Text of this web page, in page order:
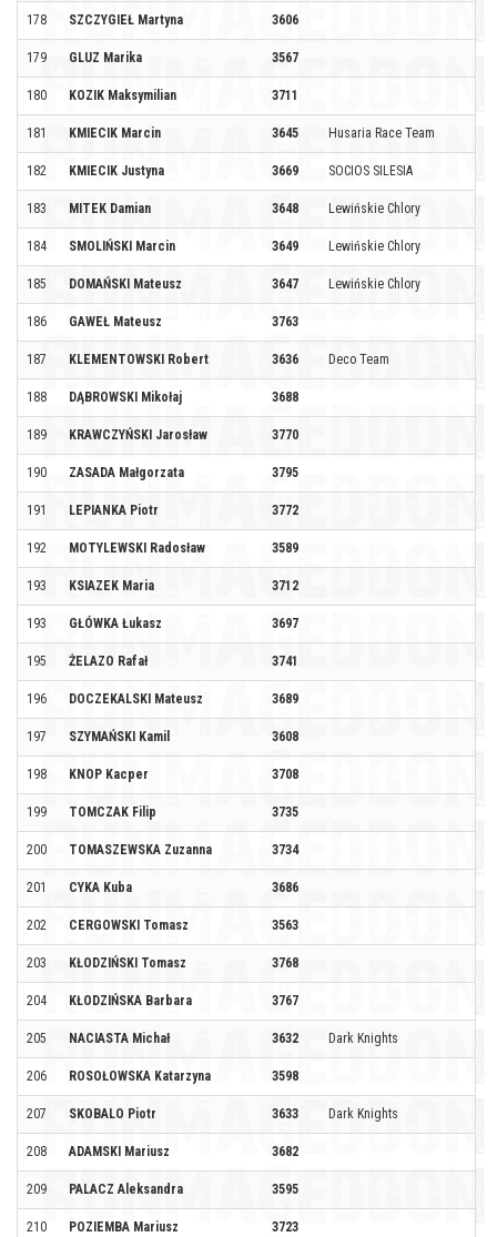
178 SZCZYGIEŁ Martyna 3606
179 GLUZ Marika 3567
180 KOZIK Maksymilian 3711
181 KMIECIK Marcin 3645 Husaria Race Team
182 KMIECIK Justyna 3669 SOCIOS SILESIA
183 MITEK Damian 3648 Lewińskie Chlory
184 SMOLIŃSKI Marcin 3649 Lewińskie Chlory
185 DOMAŃSKI Mateusz 3647 Lewińskie Chlory
186 GAWEŁ Mateusz 3763
187 KLEMENTOWSKI Robert 3636 Deco Team
188 DĄBROWSKI Mikołaj 3688
189 KRAWCZYŃSKI Jarosław 3770
190 ZASADA Małgorzata 3795
191 LEPIANKA Piotr 3772
192 MOTYLEWSKI Radosław 3589
193 KSIAZEK Maria 3712
193 GŁÓWKA Łukasz 3697
195 ŻELAZO Rafał 3741
196 DOCZEKALSKI Mateusz 3689
197 SZYMAŃSKI Kamil 3608
198 KNOP Kacper 3708
199 TOMCZAK Filip 3735
200 TOMASZEWSKA Zuzanna 3734
201 CYKA Kuba 3686
202 CERGOWSKI Tomasz 3563
203 KŁODZIŃSKI Tomasz 3768
204 KŁODZIŃSKA Barbara 3767
205 NACIASTA Michał 3632 Dark Knights
206 ROSOŁOWSKA Katarzyna 3598
207 SKOBALO Piotr 3633 Dark Knights
208 ADAMSKI Mariusz 3682
209 PALACZ Aleksandra 3595
210 POZIEMBA Mariusz 3723